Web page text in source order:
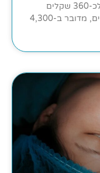
הזה – 1.5 נקודות לחודש – מתורגם לכ-360 שקלים
בחודש שהיא מפסידה. במונחים שנתיים, מדובר ב-4,300